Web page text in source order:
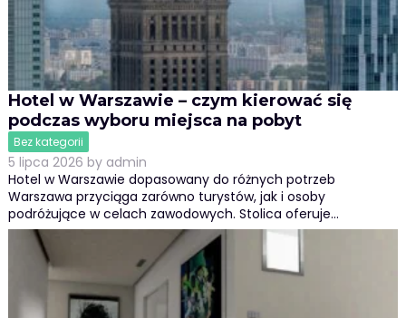
Hotel w Warszawie – czym kierować się
podczas wyboru miejsca na pobyt
Bez kategorii
5 lipca 2026 by admin
Hotel w Warszawie dopasowany do różnych potrzeb
Warszawa przyciąga zarówno turystów, jak i osoby
podróżujące w celach zawodowych. Stolica oferuje…